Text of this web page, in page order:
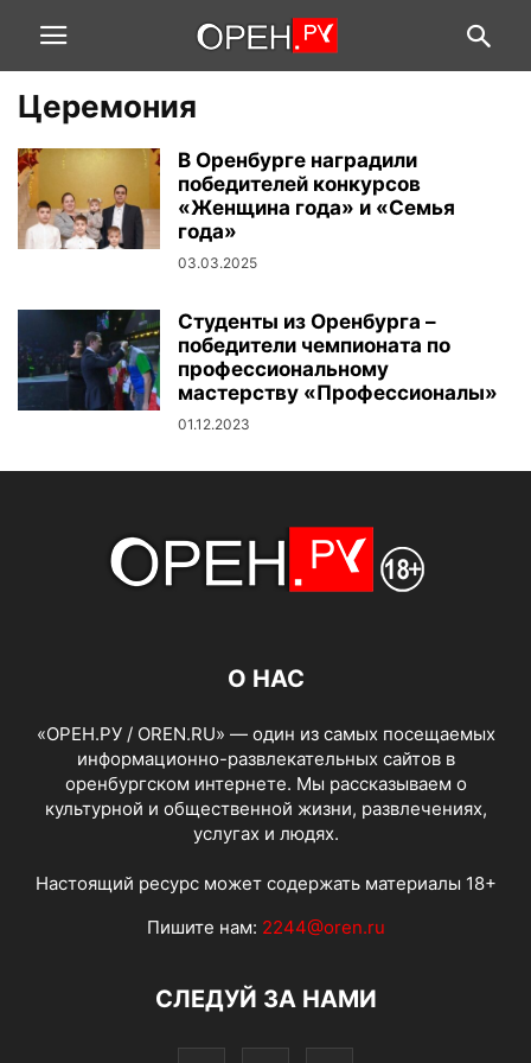
Церемония
В Оренбурге наградили
победителей конкурсов
«Женщина года» и «Семья
года»
03.03.2025
Студенты из Оренбурга –
победители чемпионата по
профессиональному
мастерству «Профессионалы»
01.12.2023
О НАС
«ОРЕН.РУ / OREN.RU» — один из самых посещаемых
информационно-развлекательных сайтов в
оренбургском интернете. Мы рассказываем о
культурной и общественной жизни, развлечениях,
услугах и людях.
Настоящий ресурс может содержать материалы 18+
Пишите нам: 2244@oren.ru
СЛЕДУЙ ЗА НАМИ